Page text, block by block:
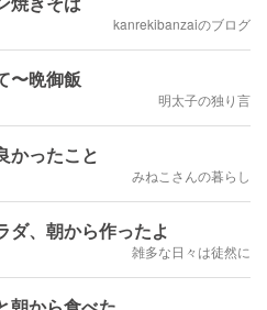
kanrekibanzaiのブログ
〜晩御飯
明太子の独り言
かったこと
みねこさんの暮らし
ダ、朝から作ったよ
雑多な日々は徒然に